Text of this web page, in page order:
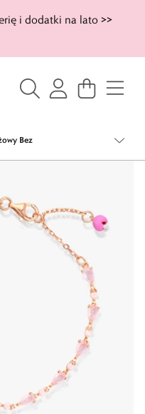
i dodatki na lato >>
Bez